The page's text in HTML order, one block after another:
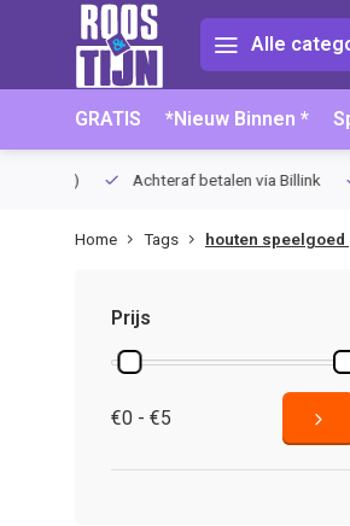
Alle
GRATIS *Nieuw Binnen *
Achteraf betalen via Billink
Home Tags houten
Prijs
€0 - €5